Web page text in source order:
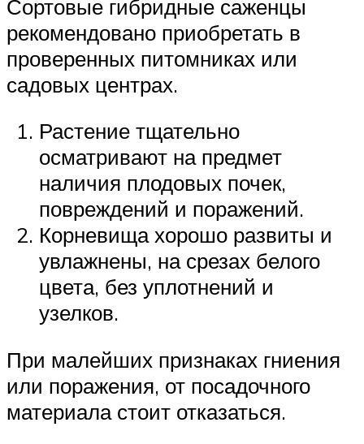
Сортовые гибридные саженцы
рекомендовано приобретать в
проверенных питомниках или
садовых центрах.
Растение тщательно
осматривают на предмет
наличия плодовых почек,
повреждений и поражений.
Корневища хорошо развиты и
увлажнены, на срезах белого
цвета, без уплотнений и
узелков.
При малейших признаках гниения
или поражения, от посадочного
материала стоит отказаться.